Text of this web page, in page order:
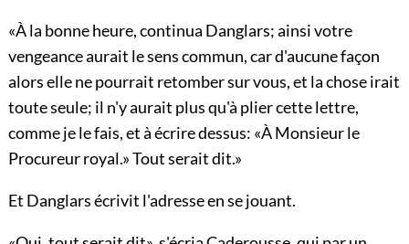
«À la bonne heure, continua Danglars; ainsi votre
vengeance aurait le sens commun, car d'aucune façon
alors elle ne pourrait retomber sur vous, et la chose irait
toute seule; il n'y aurait plus qu'à plier cette lettre,
comme je le fais, et à écrire dessus: «À Monsieur le
Procureur royal.» Tout serait dit.»
Et Danglars écrivit l'adresse en se jouant.